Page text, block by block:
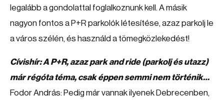
legalább a gondolattal foglalkoznunk kell. A másik
nagyon fontos a P+R parkolók létesítése, azaz parkolj le
a város szélén, és használd a tömegközlekedést!
Cívishír: A P+R, azaz park and ride (parkolj és utazz)
már régóta téma, csak éppen semmi nem történik…
Fodor András: Pedig már vannak ilyenek Debrecenben,